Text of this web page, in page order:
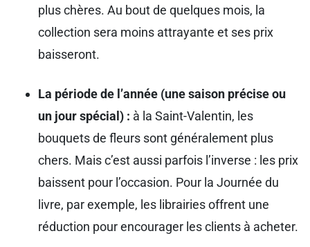
plus chères. Au bout de quelques mois, la
collection sera moins attrayante et ses prix
baisseront.
La période de l’année (une saison précise ou
un jour spécial) : à la Saint-Valentin, les
bouquets de fleurs sont généralement plus
chers. Mais c’est aussi parfois l’inverse : les prix
baissent pour l’occasion. Pour la Journée du
livre, par exemple, les librairies offrent une
réduction pour encourager les clients à acheter.